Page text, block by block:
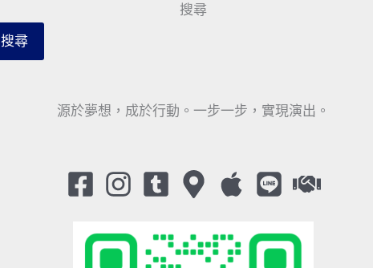
搜尋
搜尋
源於夢想，成於行動。一步一步，實現演出。